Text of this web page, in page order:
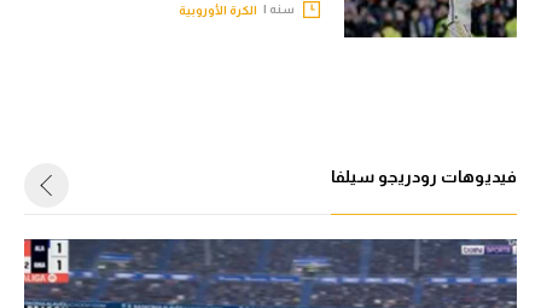
سنه | الكرة الأوروبية
فيديوهات رودريجو سيلفا